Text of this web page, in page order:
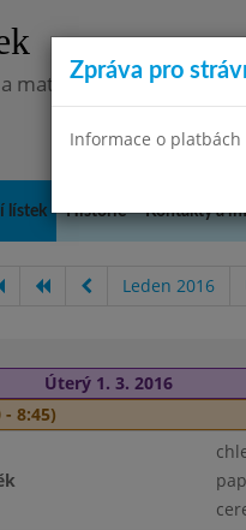
mateřská škola
lístek Historie Kontakty a
Leden 2016
Úterý 1. 3. 2016
8:45)
Zpráva pro
Informace o platbách